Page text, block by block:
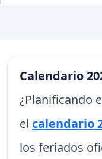
Calendario
¿Planificando
el calendario
los feriados